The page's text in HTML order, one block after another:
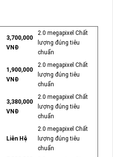
3,700,000
VNĐ
2.0 megapixel Chất
lượng đúng tiêu
chuẩn
1,900,000
VNĐ
2.0 megapixel Chất
lượng đúng tiêu
chuẩn
3,380,000
VNĐ
2.0 megapixel Chất
lượng đúng tiêu
chuẩn
Liên Hệ
2.0 megapixel Chất
lượng đúng tiêu
chuẩn